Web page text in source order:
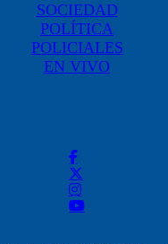
SOCIEDAD
POLÍTICA
POLICIALES
EN VIVO